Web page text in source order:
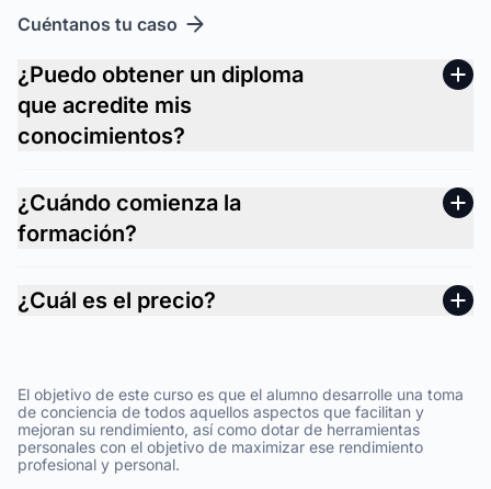
Cuéntanos tu caso
¿Puedo obtener un diploma
que acredite mis
conocimientos?
¿Cuándo comienza la
formación?
¿Cuál es el precio?
El objetivo de este curso es que el alumno desarrolle una toma
de conciencia de todos aquellos aspectos que facilitan y
mejoran su rendimiento, así como dotar de herramientas
personales con el objetivo de maximizar ese rendimiento
profesional y personal.